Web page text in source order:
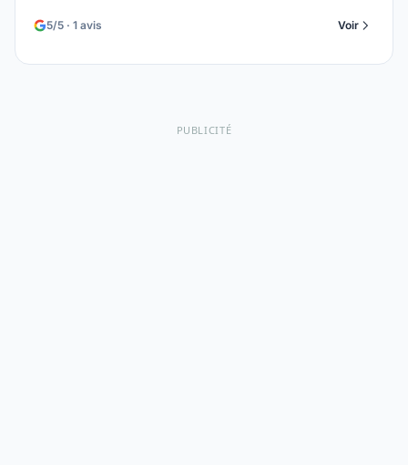
5/5 · 1 avis Voir
PUBLICITÉ